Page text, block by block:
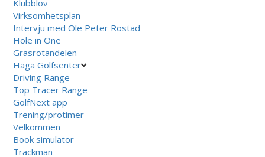
Klubblov
Virksomhetsplan
Intervju med Ole Peter Rostad
Hole in One
Grasrotandelen
Haga Golfsenter
Driving Range
Top Tracer Range
GolfNext app
Trening/protimer
Velkommen
Book simulator
Trackman